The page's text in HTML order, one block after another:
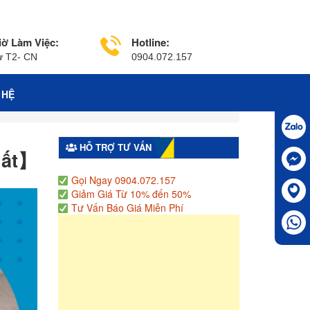
Làm Việc:
T2- CN
Hotline:
0904.072.157
】 HỖ TRỢ TƯ VẤN
Gọi Ngay 0904.072.157
Giảm Giá Từ 10% đến 50%
Tư Vấn Báo Giá Miễn Phí